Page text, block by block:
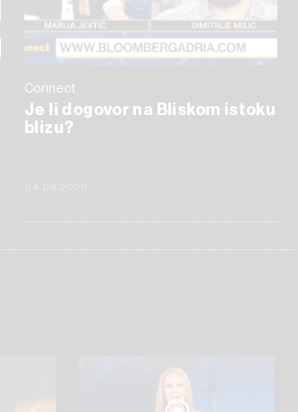
Connect
Je li dogovor na Bliskom istoku
blizu?